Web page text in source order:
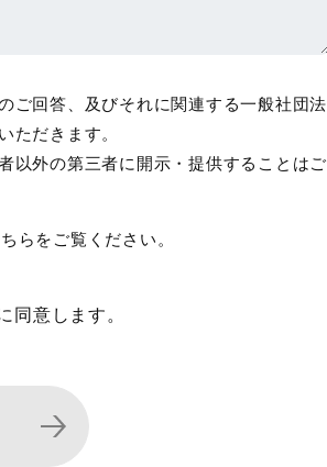
ご回答、及びそれに関連する一般社団法
だきます。
以外の第三者に開示・提供することはご
らをご覧ください。
同意します。